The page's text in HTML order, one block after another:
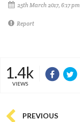
25th March 2017, 6:17 pm
Report
1.4k
VIEWS
PREVIOUS